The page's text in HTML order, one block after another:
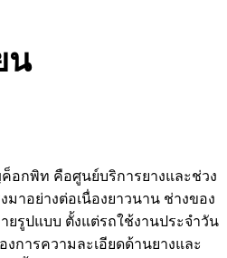
น
อกพิท คือศูนย์บริการยางและช่วง
มาอย่างต่อเนื่องยาวนาน ช่างของ
ยรูปแบบ ตั้งแต่รถใช้งานประจำวัน
การความละเอียดด้านยางและ